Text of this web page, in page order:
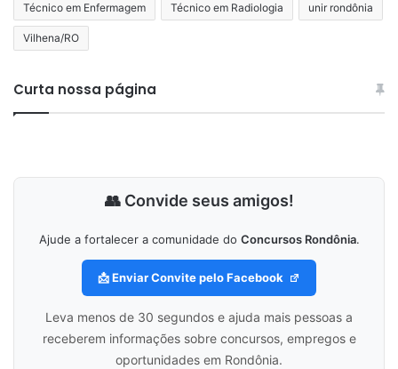
Técnico em Enfermagem Técnico em Radiologia unir rondônia
Vilhena/RO
Curta nossa página
👥 Convide seus amigos!
Ajude a fortalecer a comunidade do Concursos Rondônia.
📩 Enviar Convite pelo Facebook
Leva menos de 30 segundos e ajuda mais pessoas a
receberem informações sobre concursos, empregos e
oportunidades em Rondônia.